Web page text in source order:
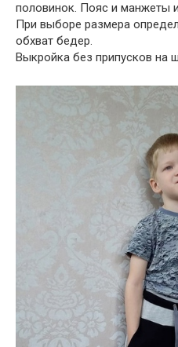
половинок. Пояс и манжеты
При выборе размера
обхват бедер.
Выкройка без припусков на